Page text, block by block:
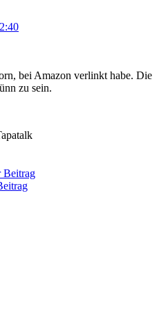
bei Amazon verlinkt habe. Die
zu sein.
Beitrag